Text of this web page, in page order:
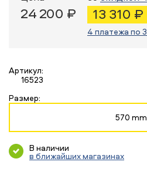
24 200 ₽ 13 310 ₽
4 платежа по
Артикул:
16523
Размер:
570 mm
В наличии
в ближайших магазинах